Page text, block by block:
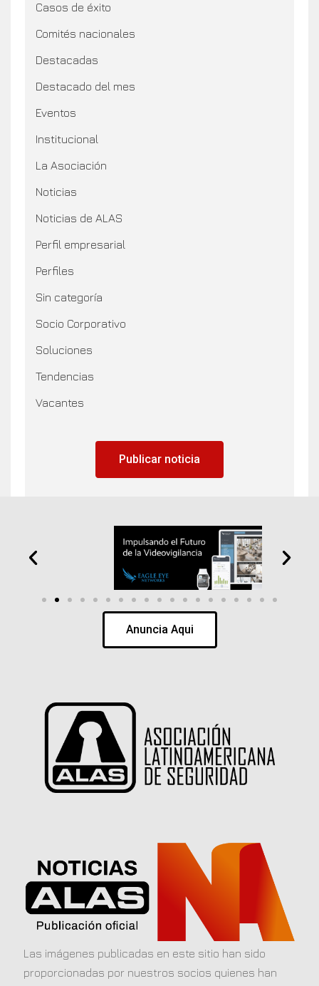
Casos de éxito
Comités nacionales
Destacadas
Destacado del mes
Eventos
Institucional
La Asociación
Noticias
Noticias de ALAS
Perfil empresarial
Perfiles
Sin categoría
Socio Corporativo
Soluciones
Tendencias
Vacantes
Publicar noticia
Anuncia Aqui
Las imágenes publicadas en este sitio han sido
proporcionadas por nuestros socios quienes han